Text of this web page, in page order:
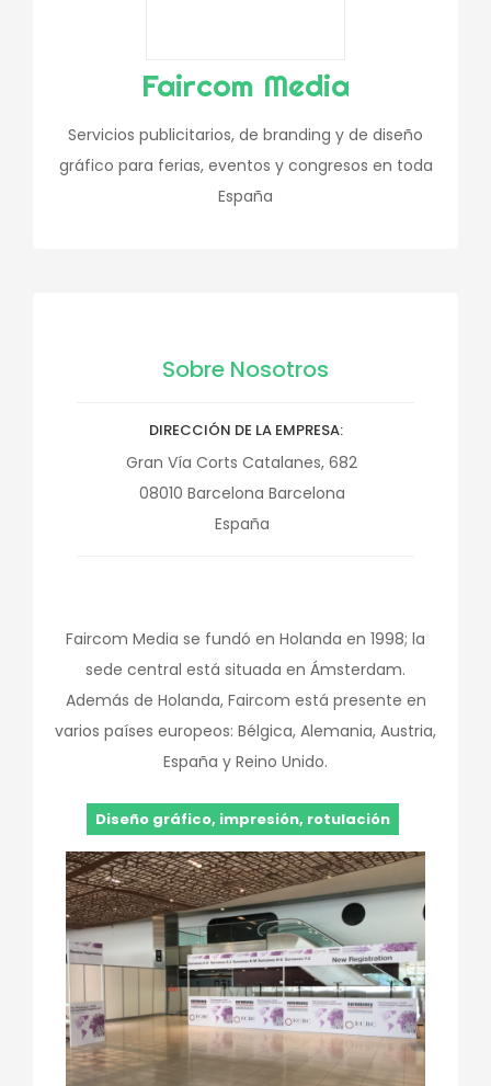
Faircom Media
Servicios publicitarios, de branding y de diseño
gráfico para ferias, eventos y congresos en toda
España
Sobre Nosotros
DIRECCIÓN DE LA EMPRESA
Gran Vía Corts Catalanes, 682
08010 Barcelona Barcelona
España
Faircom Media se fundó en Holanda en 1998; la
sede central está situada en Ámsterdam.
Además de Holanda, Faircom está presente en
varios países europeos: Bélgica, Alemania, Austria,
España y Reino Unido.
Diseño gráfico, impresión, rotulación